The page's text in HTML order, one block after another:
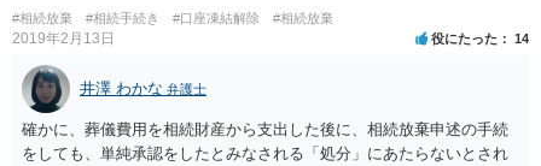
0万円分使えます。 父が亡くなり、母が全部相続すると、母から三人
で相続する際は、4800万円が非課税枠となります。 そうすると、母が
亡くなってから相続すると、両親のどちらかが亡くなってから相続す
るより非課税の枠が減少します。 計画的に相続をするのがおすすめと
いうことになります。これ以外にも気をつける点はあるかもしれませ
んので、一度相談して想定するのがおすすめと思います。
#相続放棄 #相続手続き #口座凍結解除 #相続放棄
2019年2月13日 役にたった 14
井澤 わかな 弁護士
確かに、葬儀費用を相続財産から支出した後に、相続放棄申述の手続
をしても、単純承認をしたとみなされる「処分」にあたらないとされ